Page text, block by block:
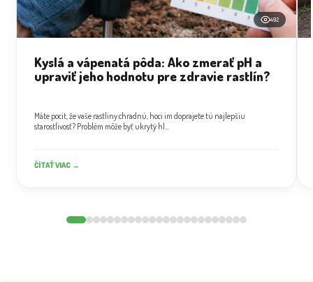
492
Kyslá a vápenatá pôda: Ako zmerať pH a
upraviť jeho hodnotu pre zdravie rastlín?
Máte pocit, že vaše rastliny chradnú, hoci im doprajete tú najlepšiu
starostlivosť? Problém môže byť ukrytý hl...
ČÍTAŤ VIAC →